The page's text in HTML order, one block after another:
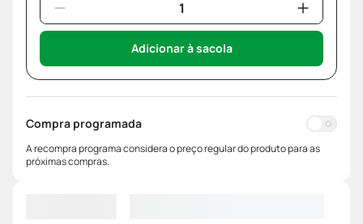
Adicionar à sacola
Compra programada
A recompra programa considera o preço regular do produto para as
próximas compras.